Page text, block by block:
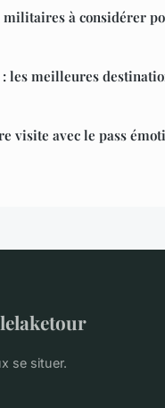
militaires à considérer
: les meilleures
visite avec le pass
se situer.